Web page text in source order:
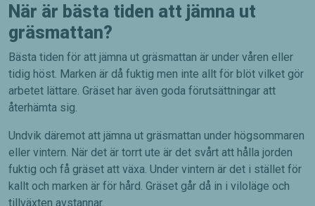
När är bästa tiden att jämna ut
gräsmattan?
Bästa tiden för att jämna ut gräsmattan är under våren eller
tidig höst. Marken är då fuktig men inte allt för blöt vilket gör
arbetet lättare. Gräset har även goda förutsättningar att
återhämta sig.
Undvik däremot att jämna ut gräsmattan under högsommaren
eller vintern. När det är torrt ute är det svårt att hålla jorden
fuktig och få gräset att växa. Under vintern är det i stället för
kallt och marken är för hård. Gräset går då in i viloläge och
tillväxten avstannar.